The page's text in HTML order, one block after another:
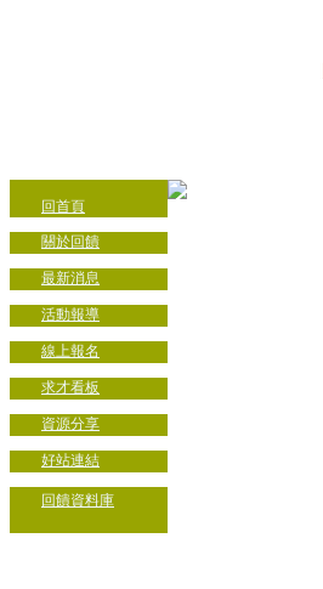
回首頁
關於回饋
最新消息
活動報導
線上報名
求才看板
資源分享
好站連結
回饋資料庫